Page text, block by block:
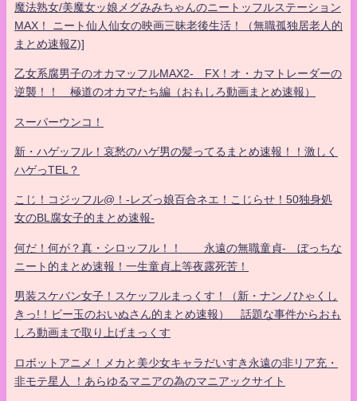
魔法熟女/美魔女ッ娘メグみみちゃんのニートッフルステーション
MAX！ ニート仙人仙女の映画三昧老後生活！（無職孤独居老人的
まとめ速報Z)]
乙女系腐男子のオカマッフルMAX2- FX！オ・カマトレーダーの
逆襲！！ 極道のオカマたち編（おもしろ動画まとめ速報）
スーパーウンコ！
新・ハゲッフル！哀愁のハゲ男の髪ってるまとめ速報！！激しく
ハゲっTEL？
こじ！コジッフル@！-レズっ娘百合ネエ！こじらせ！50独身処
女のBL腐女子的まとめ速報-
何だ！何が？真・シロッフル！！ 永遠の無職童貞- ぼっちな
ニート的まとめ速報！一生童貞上等夜露死苦！
男装スケバン女子！スケッフルまっくす！（新・ナンノひゃくし
きっ!！ビー玉のおいぬさん的まとめ速報） 話題な事件からおも
しろ動画まで取り上げまっくす
ロボットアニメ！メカと美少女キャラだいすき永遠の非リア充・
非モテ星人 ！あらゆるマニアの為のマニアックサイト